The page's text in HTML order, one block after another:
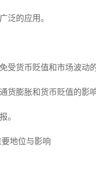
泛的应用。
受货币贬值和市场波动的
货膨胀和货币贬值的影响
。